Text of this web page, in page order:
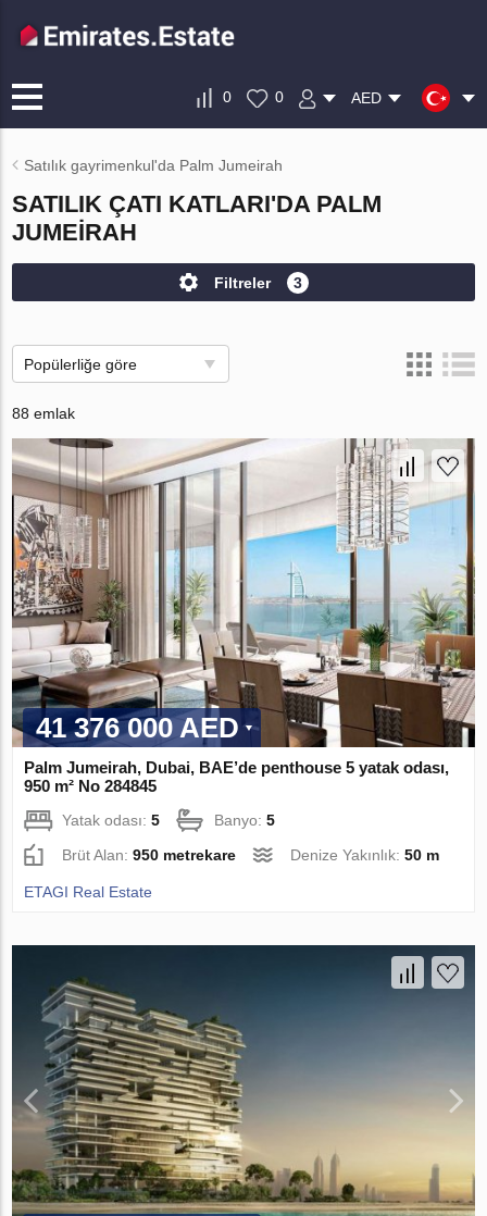
0 0 AED
Satılık gayrimenkul'da Palm Jumeirah
SATILIK ÇATI KATLARI'DA PALM
JUMEIRAH
Filtreler 3
Popülerliğe göre
88 emlak
41 376 000 AED
Palm Jumeirah, Dubai, BAE’de penthouse 5 yatak odası,
950 m² No 284845
Yatak odası:5 Banyo:5
Brüt Alan:950 metrekare Denize Yakınlık:50 m
ETAGI Real Estate